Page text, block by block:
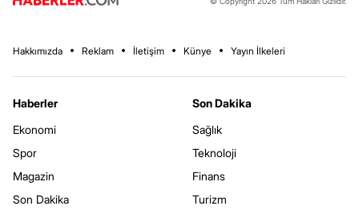
Hakkımızda Reklam İletişim Künye Yayın İlkeleri
Haberler
Ekonomi
Spor
Magazin
Son Dakika
Son Dakika
Sağlık
Teknoloji
Finans
Turizm